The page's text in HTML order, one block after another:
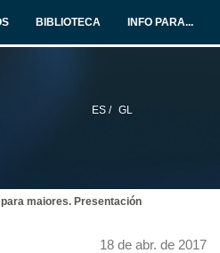
BIBLIOTECA INFO PARA...
ES / GL
maiores. Presentación
18 de abr. de 2017
O tratamento da información da Universidade de Vigo ma prensa galega. Intervención de Pedro Pérez
18 de abr. de 2017